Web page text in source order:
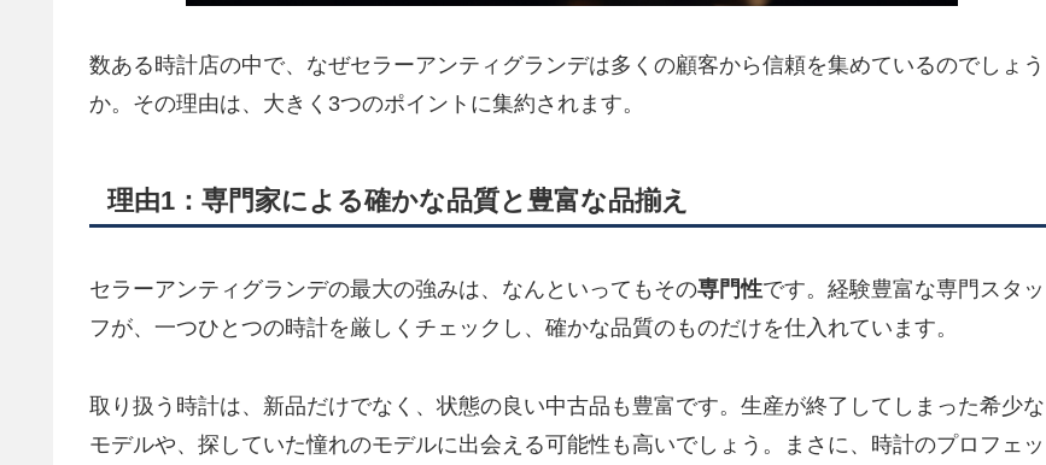
数ある時計店の中で、なぜセラーアンティグランデは多くの顧客から信頼を集めているのでしょう
か。その理由は、大きく3つのポイントに集約されます。
理由1：専門家による確かな品質と豊富な品揃え
セラーアンティグランデの最大の強みは、なんといってもその専門性です。経験豊富な専門スタッ
フが、一つひとつの時計を厳しくチェックし、確かな品質のものだけを仕入れています。
取り扱う時計は、新品だけでなく、状態の良い中古品も豊富です。生産が終了してしまった希少な
モデルや、探していた憧れのモデルに出会える可能性も高いでしょう。まさに、時計のプロフェッ